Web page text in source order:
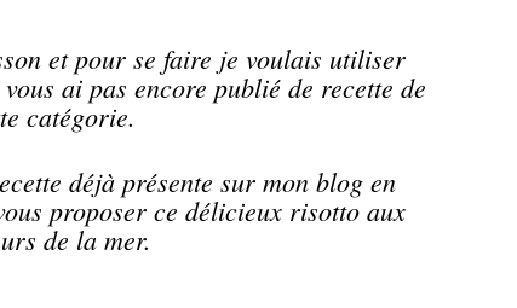
et pour se faire je voulais utiliser
ai pas encore publié de recette de
catégorie.
déjà présente sur mon blog en
proposer ce délicieux risotto aux
de la mer.